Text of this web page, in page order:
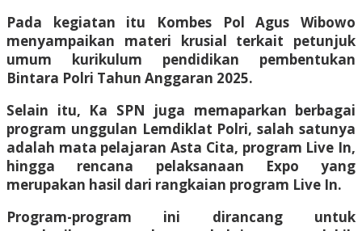
Pada kegiatan itu Kombes Pol Agus Wibowo
menyampaikan materi krusial terkait petunjuk
umum kurikulum pendidikan pembentukan
Bintara Polri Tahun Anggaran 2025.
Selain itu, Ka SPN juga memaparkan berbagai
program unggulan Lemdiklat Polri, salah satunya
adalah mata pelajaran Asta Cita, program Live In,
hingga rencana pelaksanaan Expo yang
merupakan hasil dari rangkaian program Live In.
Program-program ini dirancang untuk